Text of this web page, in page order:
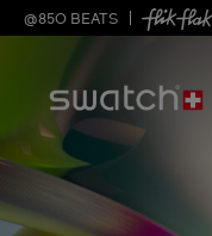
@850 BEATS